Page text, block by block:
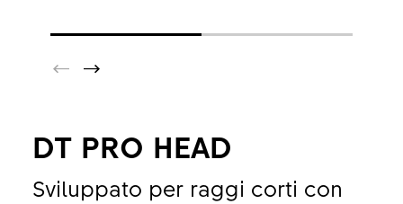
DT PRO HEAD
Sviluppato per raggi corti con